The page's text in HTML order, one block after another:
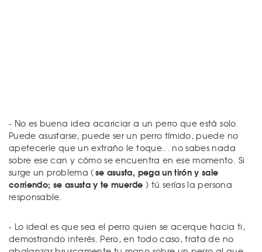
- No es buena idea acariciar a un perro que está solo.
Puede asustarse, puede ser un perro tímido, puede no
apetecerle que un extraño le toque... no sabes nada
sobre ese can y cómo se encuentra en ese momento. Si
surge un problema (se asusta, pega un tirón y sale
corriendo; se asusta y te muerde ) tú serías la persona
responsable.
- Lo ideal es que sea el perro quien se acerque hacia ti,
demostrando interés. Pero, en todo caso, trata de no